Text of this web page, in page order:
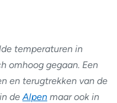
temperaturen in
omhoog gegaan. Een
en terugtrekken van de
deAlpen maar ook in